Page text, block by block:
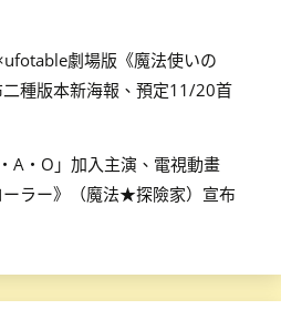
劇場版《魔法使いの
種版本新海報、預定11/20首
A・O」加入主演、電視動畫
ラー》（魔法★探險家）宣布